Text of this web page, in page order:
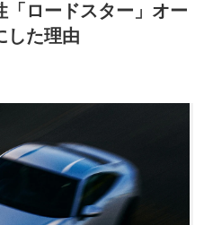
「ロードスター」オー
した理由